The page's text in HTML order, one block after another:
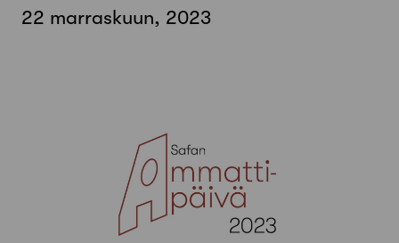
22 marraskuun, 2023